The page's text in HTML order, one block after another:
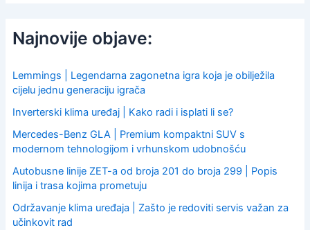
c
h
o
r
Najnovije objave:
Lemmings | Legendarna zagonetna igra koja je obilježila
cijelu jednu generaciju igrača
Inverterski klima uređaj | Kako radi i isplati li se?
Mercedes-Benz GLA | Premium kompaktni SUV s
modernom tehnologijom i vrhunskom udobnošću
Autobusne linije ZET-a od broja 201 do broja 299 | Popis
linija i trasa kojima prometuju
Održavanje klima uređaja | Zašto je redoviti servis važan za
učinkovit rad